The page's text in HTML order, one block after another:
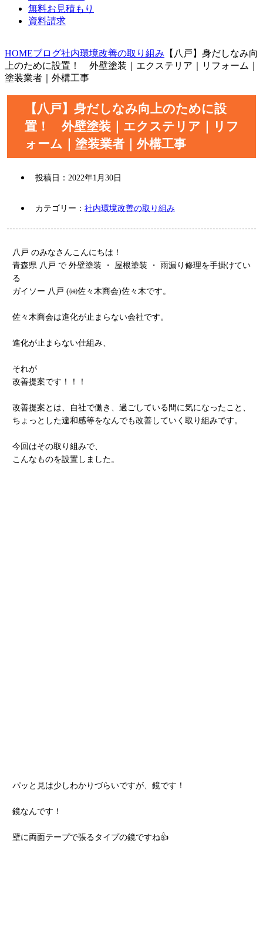
無料お見積もり
資料請求
HOMEブログ社内環境改善の取り組み 【八戸】身だしなみ向
上のために設置！ 外壁塗装｜エクステリア｜リフォーム｜
塗装業者｜外構工事
【八戸】身だしなみ向上のために設
置！ 外壁塗装｜エクステリア｜リフ
ォーム｜塗装業者｜外構工事
投稿日： 2022年1月30日
カテゴリー： 社内環境改善の取り組み
八戸 のみなさんこんにちは！
青森県 八戸 で 外壁塗装 ・ 屋根塗装 ・ 雨漏り修理を手掛けてい
る
ガイソー 八戸 (㈱佐々木商会)佐々木です。
佐々木商会は進化が止まらない会社です。
進化が止まらない仕組み、
それが
改善提案です！！！
改善提案とは、自社で働き、過ごしている間に気になったこと、
ちょっとした違和感等をなんでも改善していく取り組みです。
今回はその取り組みで、
こんなものを設置しました。
パッと見は少しわかりづらいですが、鏡です！
鏡なんです！
壁に両面テープで張るタイプの鏡ですね👍